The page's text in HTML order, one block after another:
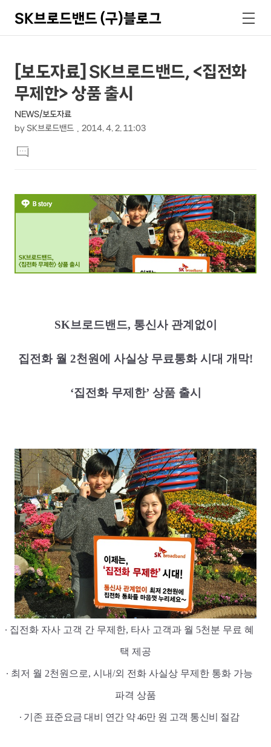
SK브로드밴드 (구)블로그
색
메
뉴
상
세
컨
텐
츠
본
문
제
목
[보도자료] SK브로드밴드, <집전화
무제한> 상품 출시
NEWS/보도자료
by SK브로드밴드 2014. 4. 2. 11:03
문
댓
글
SK브로드밴드, 통신사 관계없이
집전화 월 2천원에 사실상 무료통화 시대 개막!
‘집전화 무제한’ 상품 출시
∙ 집전화 자사 고객 간 무제한, 타사 고객과 월 5천분 무료 혜
택 제공
∙ 최저 월 2천원으로, 시내/외 전화 사실상 무제한 통화 가능
파격 상품
∙ 기존 표준요금 대비 연간 약 46만 원 고객 통신비 절감